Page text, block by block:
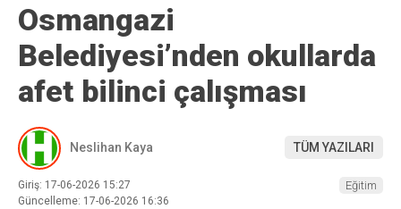
Osmangazi
Belediyesi’nden okullarda
afet bilinci çalışması
Neslihan Kaya TÜM YAZILARI
Giriş: 17-06-2026 15:27
Güncelleme: 17-06-2026 16:36
Eğitim